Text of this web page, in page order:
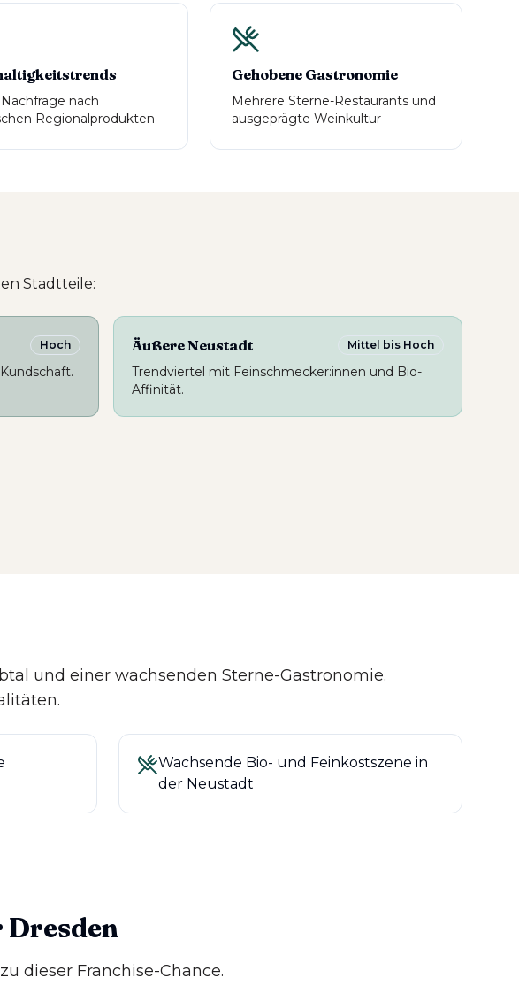
nach
Regionalprodukten
Gehobene Gastronomie
Mehrere Sterne-Restaurants und
ausgeprägte Weinkultur
Stadtteile:
Hoch Äußere Neustadt Mittel bis Hoch
Trendviertel mit Feinschmecker:innen und Bio-
Affinität.
und einer wachsenden Sterne-Gastronomie.
Wachsende Bio- und Feinkostszene in
der Neustadt
Dresden
dieser Franchise-Chance.